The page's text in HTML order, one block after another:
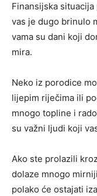
Finansijska
vas je dugo brinulo
vama su dani koji
mira.
Neko iz porodice
lijepim riječima ili
mnogo topline i
su važni ljudi koji
Ako ste prolazili
dolaze mnogo
polako će ostajati